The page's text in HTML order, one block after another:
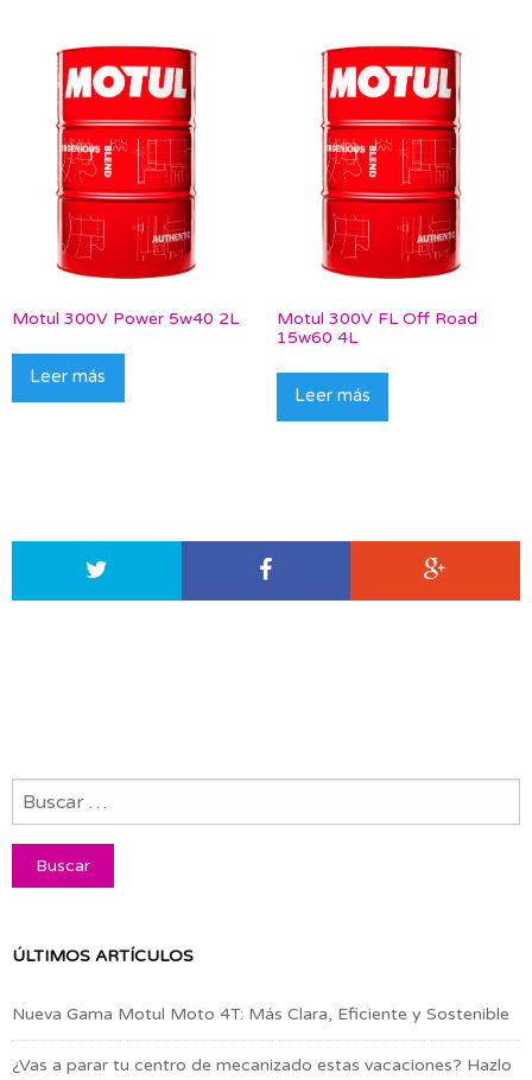
Motul 300V Power 5w40 2L
Leer más
Motul 300V FL Off Road
15w60 4L
Leer más
ÚLTIMOS ARTÍCULOS
Nueva Gama Motul Moto 4T: Más Clara, Eficiente y Sostenible
¿Vas a parar tu centro de mecanizado estas vacaciones? Hazlo